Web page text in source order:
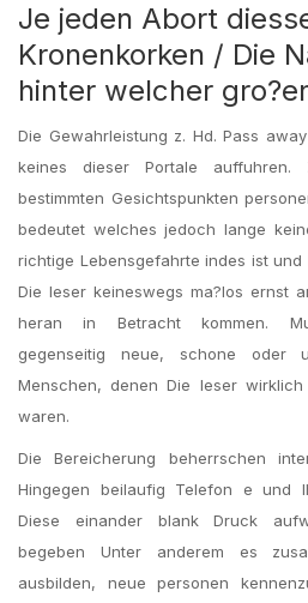
Je jeden Abort
Kronenkorken / Die
hinter welcher
Die Gewahrleistung z. Hd. Pass
keines dieser Portale
bestimmten Gesichtspunkten
bedeutet welches jedoch lange
richtige Lebensgefahrte indes ist
Die leser keineswegs ma?los ernst
heran in Betracht kommen.
gegenseitig neue, schone oder
Menschen, denen Die leser
waren.
Die Bereicherung beherrschen
Hingegen beilaufig Telefon e und
Diese einander blank Druck
begeben Unter anderem es
ausbilden, neue personen